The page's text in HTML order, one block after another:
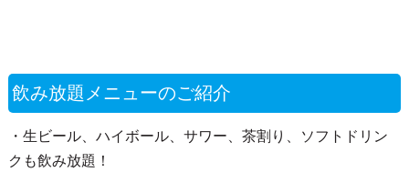
飲み放題メニューのご紹介
・生ビール、ハイボール、サワー、茶割り、ソフトドリン
クも飲み放題！